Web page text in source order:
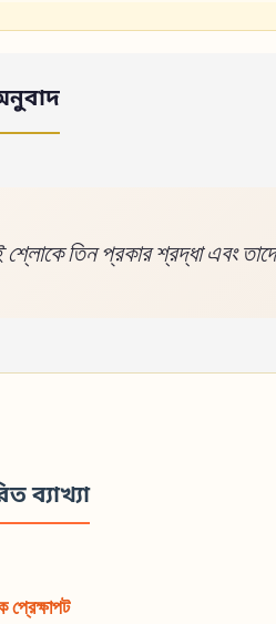
তিন প্রকার শ্রদ্ধা এবং
ব্যাখ্যা
প্রেক্ষাপট